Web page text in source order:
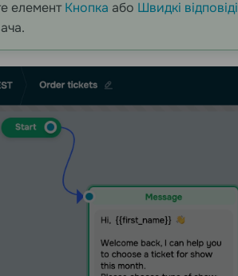
елементКнопка або Швидкі відповіді